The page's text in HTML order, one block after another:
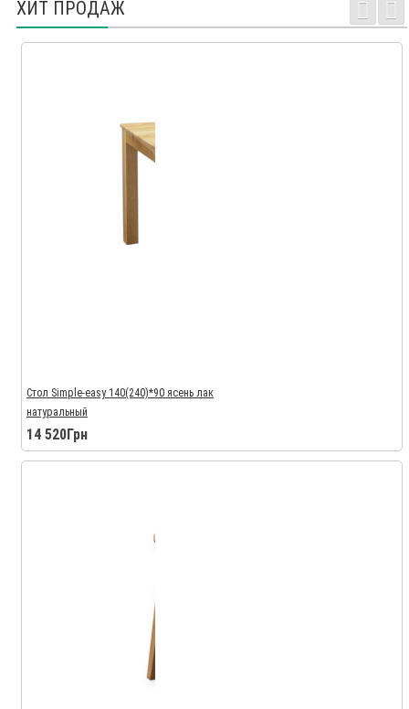
ХИТ ПРОДАЖ
Стол Simple-easy 140(240)*90 ясень лак
натуральный
14 520Грн